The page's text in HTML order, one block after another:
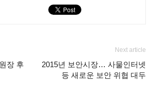
장 후
Next article
2015년 보안시장… 사물인터넷
등 새로운 보안 위협 대두